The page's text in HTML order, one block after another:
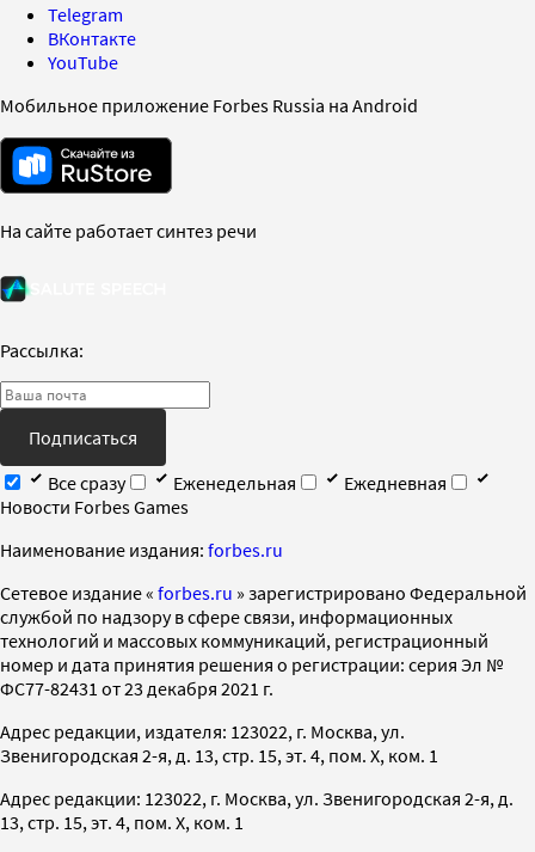
Telegram
ВКонтакте
YouTube
Мобильное приложение Forbes Russia на Android
На сайте работает синтез речи
Рассылка:
Подписаться
Все сразу
Еженедельная
Ежедневная
Новости Forbes Games
Наименование издания: forbes.ru
Cетевое издание « forbes.ru » зарегистрировано Федеральной
службой по надзору в сфере связи, информационных
технологий и массовых коммуникаций, регистрационный
номер и дата принятия решения о регистрации: серия Эл №
ФС77-82431 от 23 декабря 2021 г.
Адрес редакции, издателя: 123022, г. Москва, ул.
Звенигородская 2-я, д. 13, стр. 15, эт. 4, пом. X, ком. 1
Адрес редакции: 123022, г. Москва, ул. Звенигородская 2-я, д.
13, стр. 15, эт. 4, пом. X, ком. 1